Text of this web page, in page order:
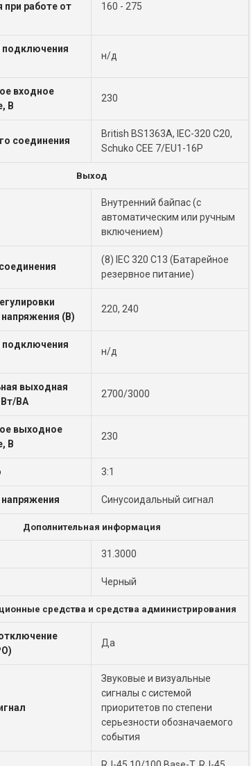
при работе от
160 - 275
подключения
н/д
входное
В
230
соединения
British BS1363A, IEC-320 C20,
Schuko CEE 7/EU1-16P
Выход
Внутренний байпас (с
автоматическим или ручным
включением)
(8) IEC 320 C13 (Батарейное
резервное питание)
(В)
220, 240
подключения
н/д
выходная
ВА
2700/3000
выходное
В
230
3:1
Синусоидальный сигнал
Дополнительная информация
31.3000
Черный
средства и средства администрирования
Да
Звуковые и визуальные
сигналы с системой
приоритетов по степени
серьезности обозначаемого
события